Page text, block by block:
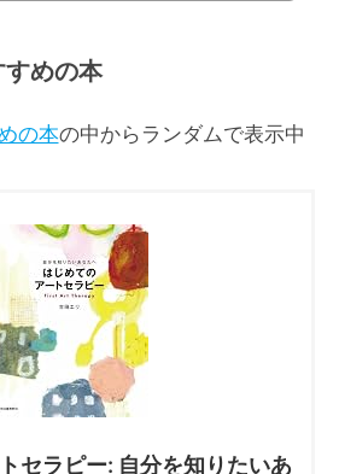
めの本
の本の中からランダムで表示中
セラピー: 自分を知りたいあ